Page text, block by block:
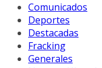
Comunicados
Deportes
Destacadas
Fracking
Generales